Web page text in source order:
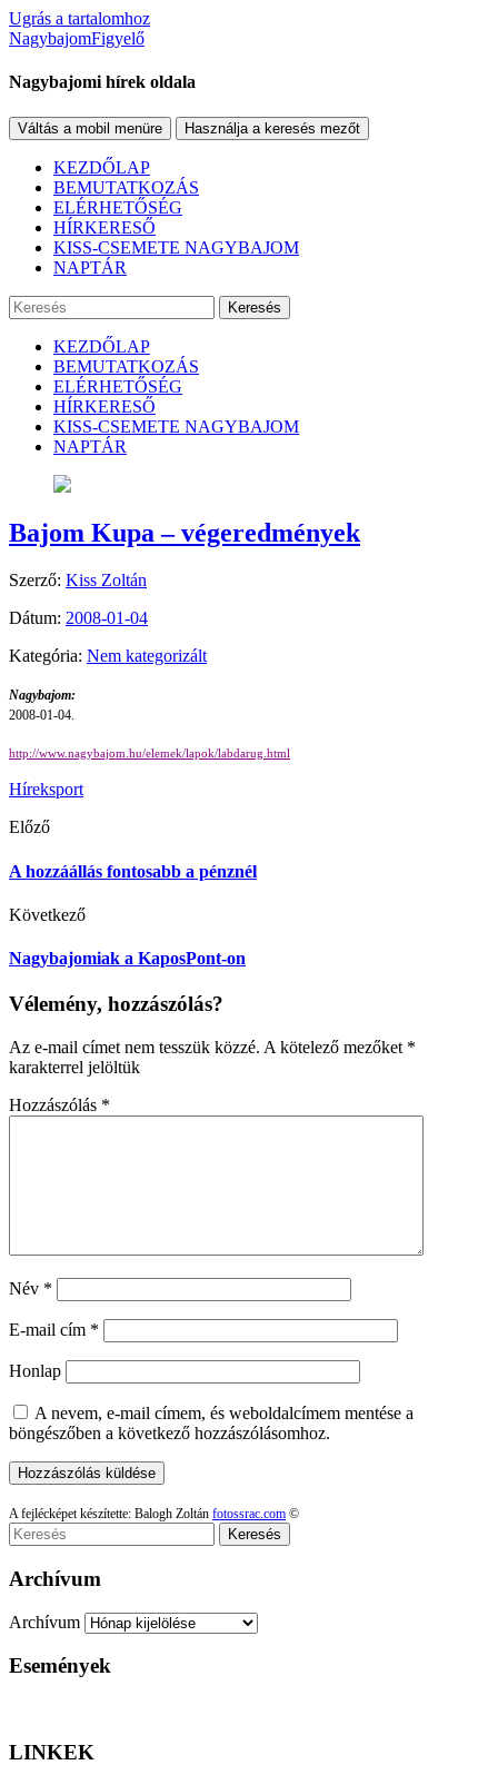
Ugrás a tartalomhoz
NagybajomFigyelő
Nagybajomi hírek oldala
Váltás a mobil menüre Használja a keresés mezőt
KEZDŐLAP
BEMUTATKOZÁS
ELÉRHETŐSÉG
HÍRKERESŐ
KISS-CSEMETE NAGYBAJOM
NAPTÁR
Keresés
KEZDŐLAP
BEMUTATKOZÁS
ELÉRHETŐSÉG
HÍRKERESŐ
KISS-CSEMETE NAGYBAJOM
NAPTÁR
Bajom Kupa – végeredmények
Szerző: Kiss Zoltán
Dátum: 2008-01-04
Kategória: Nem kategorizált
Nagybajom:
2008-01-04.
http://www.nagybajom.hu/elemek/lapok/labdarug.html
Híreksport
Előző
A hozzáállás fontosabb a pénznél
Következő
Nagybajomiak a KaposPont-on
Vélemény, hozzászólás?
Az e-mail címet nem tesszük közzé. A kötelező mezőket *
karakterrel jelöltük
Hozzászólás *
Név *
E-mail cím *
Honlap
A nevem, e-mail címem, és weboldalcímem mentése a
böngészőben a következő hozzászólásomhoz.
A fejlécképet készítette: Balogh Zoltán fotossrac.com ©
Keresés
Archívum
Archívum
Események
LINKEK